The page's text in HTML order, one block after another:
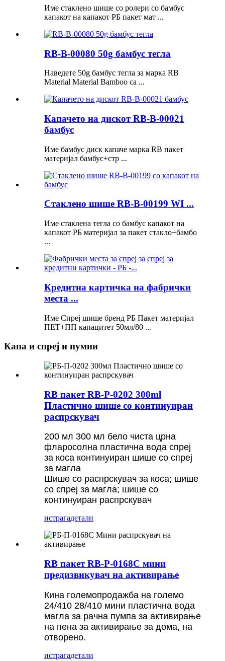
Име стаклено шише со ролери со бамбус
капакот на капакот РБ пакет мат ...
RB-B-00080 50g бамбус тегла
Наведете 50g бамбус тегла за марка RB
Material Material Bamboo ca ...
Капачето на дискот RB-B-00021
бамбус
Име бамбус диск капаче марка RB пакет
материјал бамбус+стр ...
Стаклено шише RB-B-00199 WI ...
Име стаклена тегла со бамбус капакот на
капакот РБ материјал за пакет стакло+бамбо
...
Кредитна картичка на фабрички
места ...
Име Спреј шише бренд РБ Пакет материјал
ПЕТ+ПП капацитет 50мл/80 ...
Капа и спреј и пумпи
RB пакет RB-P-0202 300ml
Пластично шише со континуиран
распрскувач
200 мл 300 мл бело чиста црна
фларосолна пластична вода спреј
за коса континуиран шише со спреј
за магла
Шише со распрскувач за коса; шише
со спреј за магла; шише со
континуиран распрскувач
истрагадетали
RB пакет RB-P-0168C мини
предизвикувач на активирање
Кина големопродажба на големо
24/410 28/410 мини пластична вода
магла за рачна пумпа за активирање
на пена за активирање за дома, на
отворено.
истрагадетали